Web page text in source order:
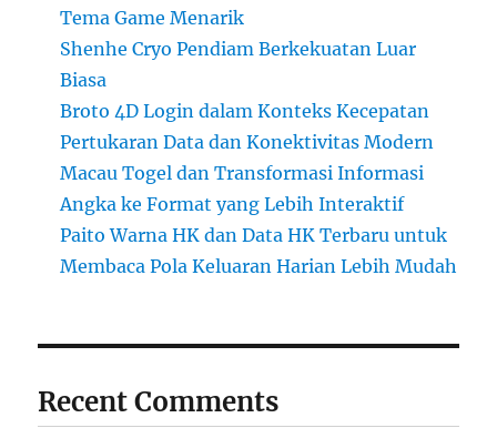
Tema Game Menarik
Shenhe Cryo Pendiam Berkekuatan Luar
Biasa
Broto 4D Login dalam Konteks Kecepatan
Pertukaran Data dan Konektivitas Modern
Macau Togel dan Transformasi Informasi
Angka ke Format yang Lebih Interaktif
Paito Warna HK dan Data HK Terbaru untuk
Membaca Pola Keluaran Harian Lebih Mudah
Recent Comments